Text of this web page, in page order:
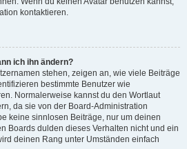
kontaktieren.
ich ihn ändern?
stehen, zeigen an, wie viele Beiträge
bestimmte Benutzer wie
Normalerweise kannst du den Wortlaut
da sie von der Board-Administration
keine sinnlosen Beiträge, nur um deinen
Boards dulden dieses Verhalten nicht und ein
deinen Rang unter Umständen einfach